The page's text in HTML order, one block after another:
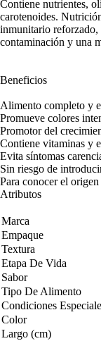
Contiene nutrientes,
carotenoides.
inmunitario reforzado,
contaminación y una
Beneficios
Alimento completo y
Promueve colores
Promotor del
Contiene vitaminas y
Evita síntomas
Sin riesgo de
Para conocer el
Atributos
Marca
Empaque
Textura
Etapa De Vida
Sabor
Tipo De Alimento
Condiciones
Color
Largo (cm)